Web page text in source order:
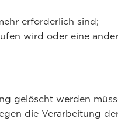
erforderlich sind;
wird oder eine
gelöscht werden
die Verarbeitung